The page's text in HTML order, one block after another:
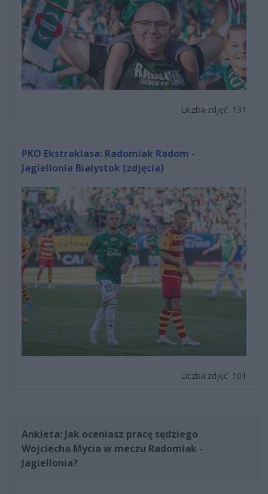
Liczba zdjęć: 131
PKO Ekstraklasa: Radomiak Radom -
Jagiellonia Białystok (zdjęcia)
Liczba zdjęć: 101
Ankieta: Jak oceniasz pracę sędziego
Wojciecha Mycia w meczu Radomiak -
Jagiellonia?